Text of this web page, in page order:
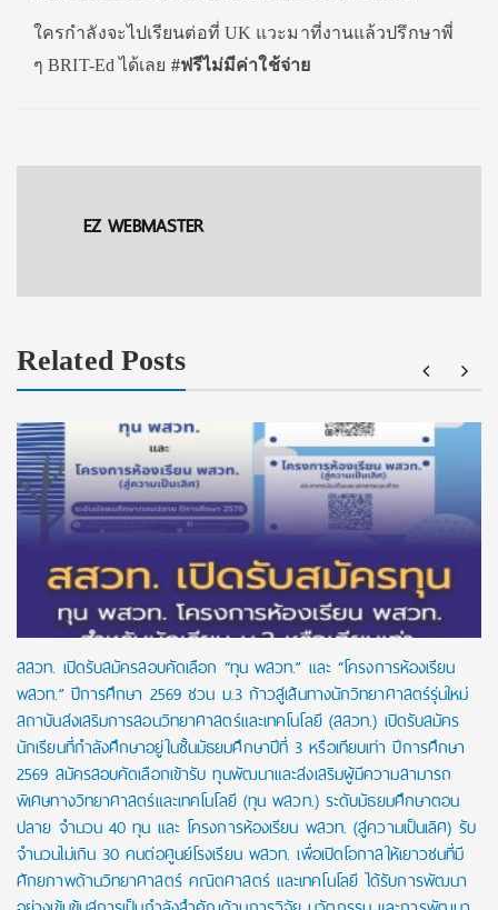
ใครกำลังจะไปเรียนต่อที่ UK แวะมาที่งานแล้วปรึกษาพี่
ๆ BRIT-Ed ได้เลย #ฟรีไม่มีค่าใช้จ่าย
EZ WEBMASTER
Related Posts
สสวท. เปิดรับสมัครสอบคัดเลือก “ทุน พสวท.” และ “โครงการห้องเรียน
พสวท.” ปีการศึกษา 2569 ชวน ม.3 ก้าวสู่เส้นทางนักวิทยาศาสตร์รุ่นใหม่
สถาบันส่งเสริมการสอนวิทยาศาสตร์และเทคโนโลยี (สสวท.) เปิดรับสมัคร
นักเรียนที่กำลังศึกษาอยู่ในชั้นมัธยมศึกษาปีที่ 3 หรือเทียบเท่า ปีการศึกษา
2569 สมัครสอบคัดเลือกเข้ารับ ทุนพัฒนาและส่งเสริมผู้มีความสามารถ
พิเศษทางวิทยาศาสตร์และเทคโนโลยี (ทุน พสวท.) ระดับมัธยมศึกษาตอน
ปลาย จำนวน 40 ทุน และ โครงการห้องเรียน พสวท. (สู่ความเป็นเลิศ) รับ
จำนวนไม่เกิน 30 คนต่อศูนย์โรงเรียน พสวท. เพื่อเปิดโอกาสให้เยาวชนที่มี
ศักยภาพด้านวิทยาศาสตร์ คณิตศาสตร์ และเทคโนโลยี ได้รับการพัฒนา